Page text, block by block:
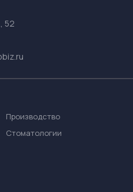
52
Производство
Стоматологии